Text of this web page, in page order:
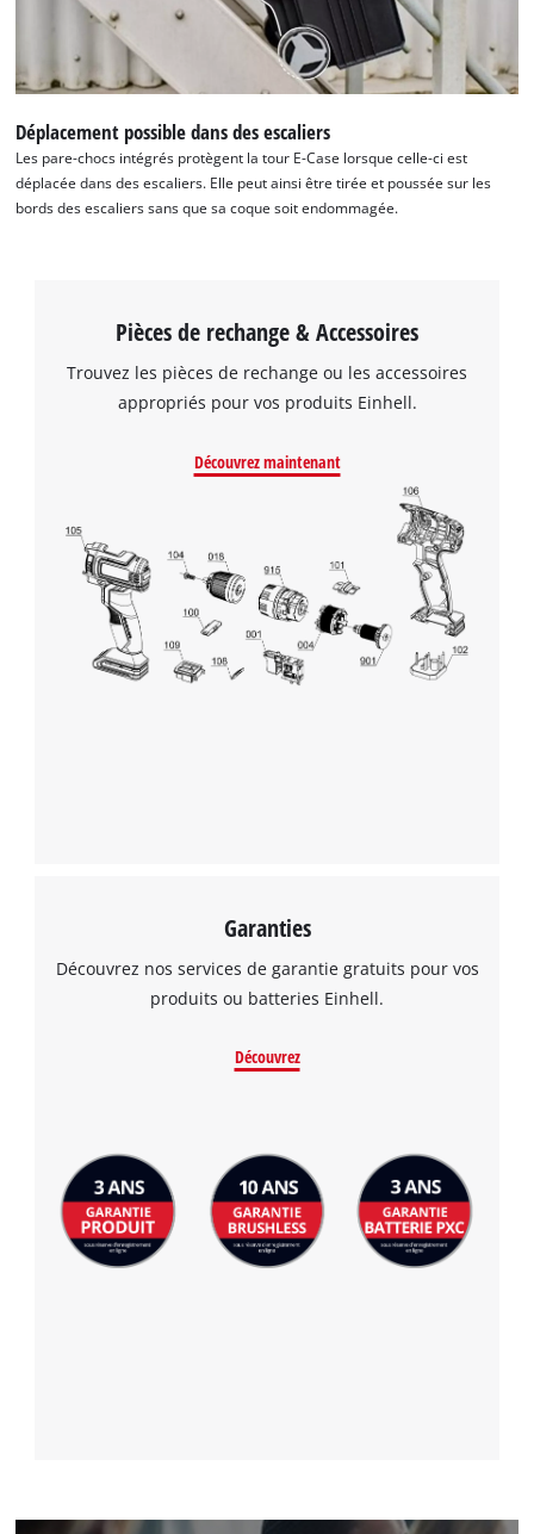
Déplacement possible dans des escaliers
Les pare-chocs intégrés protègent la tour E-Case lorsque celle-ci est
déplacée dans des escaliers. Elle peut ainsi être tirée et poussée sur les
bords des escaliers sans que sa coque soit endommagée.
Pièces de rechange & Accessoires
Trouvez les pièces de rechange ou les accessoires
appropriés pour vos produits Einhell.
Découvrez maintenant
Garanties
Découvrez nos services de garantie gratuits pour vos
produits ou batteries Einhell.
Découvrez